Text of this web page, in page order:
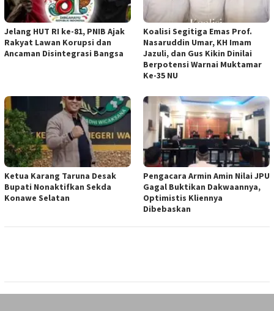
Jelang HUT RI ke-81, PNIB Ajak
Rakyat Lawan Korupsi dan
Ancaman Disintegrasi Bangsa
Koalisi Segitiga Emas Prof.
Nasaruddin Umar, KH Imam
Jazuli, dan Gus Kikin Dinilai
Berpotensi Warnai Muktamar
Ke-35 NU
Ketua ‎Karang Taruna Desak
Bupati Nonaktifkan Sekda
Konawe Selatan
‎Pengacara Armin Amin Nilai JPU
Gagal Buktikan Dakwaannya,
Optimistis Kliennya
Dibebaskan